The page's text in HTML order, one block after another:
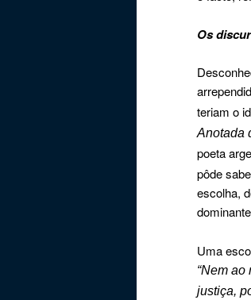
Os
teriam o
Anotada
poeta
pôde
escolha,
Uma
“Nem
justiça,